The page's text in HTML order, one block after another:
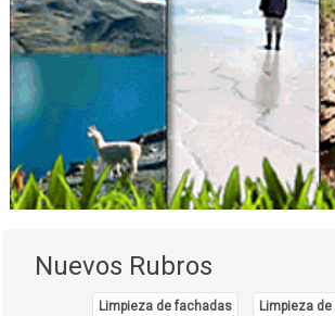
Material de Implantología
Material de Ortodoncia
Odontología: Equipos, Materiales
Implantología Dental
Médicos Odontólogos
Ortodoncia
Cirujano dental
Nuevos Rubros
Limpieza de fachadas Limpieza